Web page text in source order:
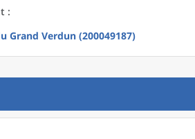
:
Verdun (200049187)